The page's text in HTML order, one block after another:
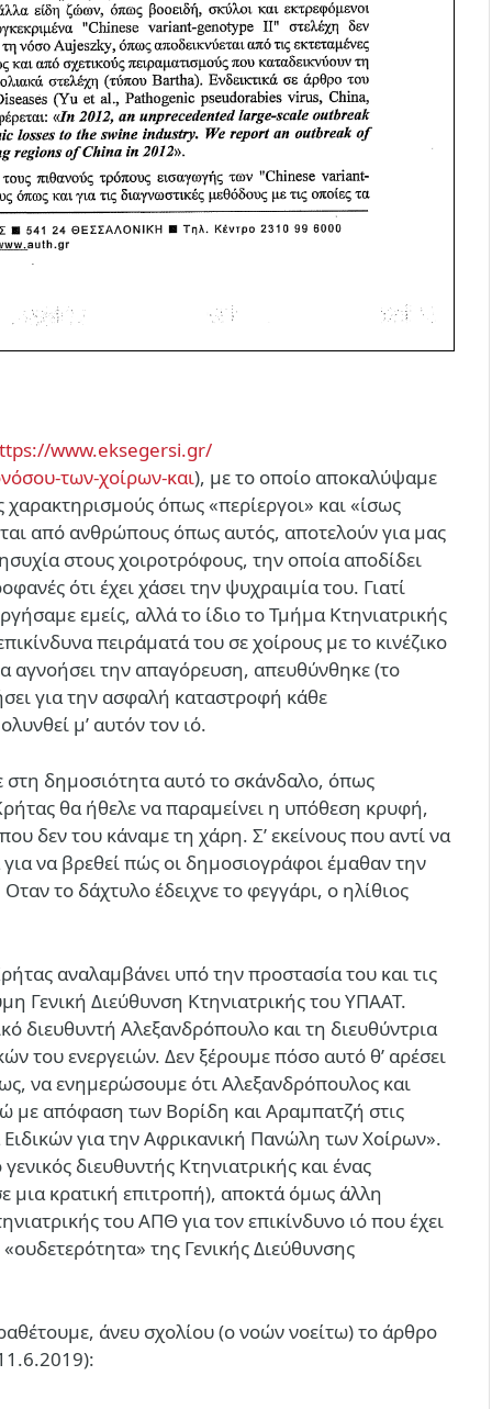
www.eksegersi.gr/
των-χοίρων-και), με το οποίο αποκαλύψαμε
όπως «περίεργοι» και «ίσως
από ανθρώπους όπως αυτός, αποτελούν για μας
στους χοιροτρόφους, την οποία αποδίδει
ότι έχει χάσει την ψυχραιμία του. Γιατί
εμείς, αλλά το ίδιο το Τμήμα Κτηνιατρικής
πειράματά του σε χοίρους με το κινέζικο
αγνοήσει την απαγόρευση, απευθύνθηκε (το
για την ασφαλή καταστροφή κάθε
μ’ αυτόν τον ιό.
στη δημοσιότητα αυτό το σκάνδαλο, όπως
θα ήθελε να παραμείνει η υπόθεση κρυφή,
δεν του κάναμε τη χάρη. Σ’ εκείνους που αντί να
να βρεθεί πώς οι δημοσιογράφοι έμαθαν την
το δάχτυλο έδειχνε το φεγγάρι, ο ηλίθιος
αναλαμβάνει υπό την προστασία του και τις
Γενική Διεύθυνση Κτηνιατρικής του ΥΠΑΑΤ.
διευθυντή Αλεξανδρόπουλο και τη διευθύντρια
του ενεργειών. Δεν ξέρουμε πόσο αυτό θ’ αρέσει
να ενημερώσουμε ότι Αλεξανδρόπουλος και
με απόφαση των Βορίδη και Αραμπατζή στις
για την Αφρικανική Πανώλη των Χοίρων».
διευθυντής Κτηνιατρικής και ένας
μια κρατική επιτροπή), αποκτά όμως άλλη
του ΑΠΘ για τον επικίνδυνο ιό που έχει
της Γενικής Διεύθυνσης
άνευ σχολίου (ο νοών νοείτω) το άρθρο